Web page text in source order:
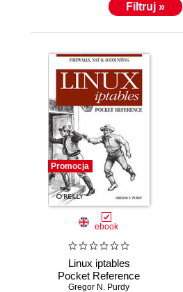
Filtruj »
Promocja
ebook
Linux iptables
Pocket Reference
Gregor N. Purdy